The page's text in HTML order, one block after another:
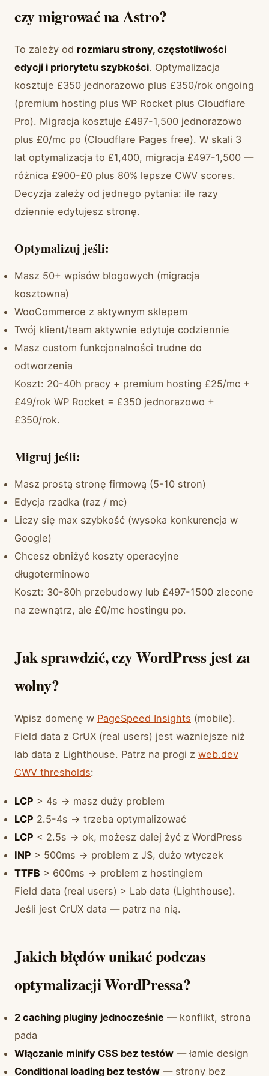
czy migrować na Astro?
To zależy od rozmiaru strony, częstotliwości
edycji i priorytetu szybkości. Optymalizacja
kosztuje £350 jednorazowo plus £350/rok ongoing
(premium hosting plus WP Rocket plus Cloudflare
Pro). Migracja kosztuje £497-1,500 jednorazowo
plus £0/mc po (Cloudflare Pages free). W skali 3
lat optymalizacja to £1,400, migracja £497-1,500 —
różnica £900-£0 plus 80% lepsze CWV scores.
Decyzja zależy od jednego pytania: ile razy
dziennie edytujesz stronę.
Optymalizuj jeśli:
Masz 50+ wpisów blogowych (migracja
kosztowna)
WooCommerce z aktywnym sklepem
Twój klient/team aktywnie edytuje codziennie
Masz custom funkcjonalności trudne do
odtworzenia
Koszt: 20-40h pracy + premium hosting £25/mc +
£49/rok WP Rocket = £350 jednorazowo +
£350/rok.
Migruj jeśli:
Masz prostą stronę firmową (5-10 stron)
Edycja rzadka (raz / mc)
Liczy się max szybkość (wysoka konkurencja w
Google)
Chcesz obniżyć koszty operacyjne
długoterminowo
Koszt: 30-80h przebudowy lub £497-1500 zlecone
na zewnątrz, ale £0/mc hostingu po.
Jak sprawdzić, czy WordPress jest za
wolny?
Wpisz domenę w PageSpeed Insights (mobile).
Field data z CrUX (real users) jest ważniejsze niż
lab data z Lighthouse. Patrz na progi z web.dev
CWV thresholds:
LCP > 4s → masz duży problem
LCP 2.5-4s → trzeba optymalizować
LCP < 2.5s → ok, możesz dalej żyć z WordPress
INP > 500ms → problem z JS, dużo wtyczek
TTFB > 600ms → problem z hostingiem
Field data (real users) > Lab data (Lighthouse).
Jeśli jest CrUX data — patrz na nią.
Jakich błędów unikać podczas
optymalizacji WordPressa?
2 caching pluginy jednocześnie — konflikt, strona
pada
Włączanie minify CSS bez testów — łamie design
Conditional loading bez testów — strony bez